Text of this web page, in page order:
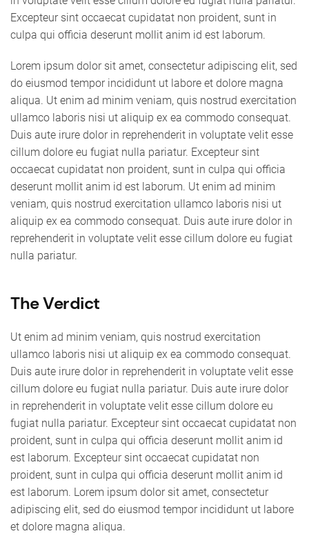
Excepteur sint occaecat cupidatat non proident, sunt in
culpa qui officia deserunt mollit anim id est laborum.
Lorem ipsum dolor sit amet, consectetur adipiscing elit, sed
do eiusmod tempor incididunt ut labore et dolore magna
aliqua. Ut enim ad minim veniam, quis nostrud exercitation
ullamco laboris nisi ut aliquip ex ea commodo consequat.
Duis aute irure dolor in reprehenderit in voluptate velit esse
cillum dolore eu fugiat nulla pariatur. Excepteur sint
occaecat cupidatat non proident, sunt in culpa qui officia
deserunt mollit anim id est laborum. Ut enim ad minim
veniam, quis nostrud exercitation ullamco laboris nisi ut
aliquip ex ea commodo consequat. Duis aute irure dolor in
reprehenderit in voluptate velit esse cillum dolore eu fugiat
nulla pariatur.
The Verdict
Ut enim ad minim veniam, quis nostrud exercitation
ullamco laboris nisi ut aliquip ex ea commodo consequat.
Duis aute irure dolor in reprehenderit in voluptate velit esse
cillum dolore eu fugiat nulla pariatur. Duis aute irure dolor
in reprehenderit in voluptate velit esse cillum dolore eu
fugiat nulla pariatur. Excepteur sint occaecat cupidatat non
proident, sunt in culpa qui officia deserunt mollit anim id
est laborum. Excepteur sint occaecat cupidatat non
proident, sunt in culpa qui officia deserunt mollit anim id
est laborum. Lorem ipsum dolor sit amet, consectetur
adipiscing elit, sed do eiusmod tempor incididunt ut labore
et dolore magna aliqua.